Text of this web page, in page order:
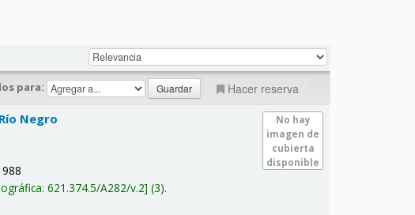
para: Hacer reserva
No hay
imagen de
cubierta
disponible
Río Negro
621.374.5/A282/v.2 (3).